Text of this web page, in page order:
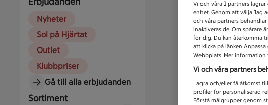
Nyheter
Sol på Hjärtat
Outlet
Klubbpriser
Gå till alla erbjudanden
Sortiment
Vi och våra 1 partners
enhet. Genom att välja Jag
och våra partners
inaktiveras de. Om spårare
för dig. Du kan återkomma
att klicka på länken
Webbplats. Mer
Vi och våra partners
Lagra och/eller få åtkomst
profiler för personaliserad
Förstå målgrupper genom